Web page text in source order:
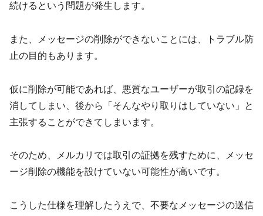
続けるという問題が発生します。
また、メッセージの削除ができないことには、トラブル防
止の目的もあります。
仮に削除が可能であれば、悪質なユーザーが取引の記録を
消してしまい、後から「そんなやり取りはしていない」と
主張することができてしまいます。
そのため、メルカリでは取引の証拠を残すために、メッセ
ージ削除の機能を設けていない可能性が高いです。
こうした仕様を理解したうえで、不要なメッセージの送信